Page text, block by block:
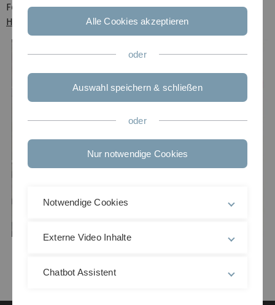
For further information, please contactProf. Johannes
Hecker Denschlag.Alle Cookies akzeptieren
oder
Auswahl speichern & schließen
oder
Nur notwendige Cookies
Notwendige Cookies
Externe Video Inhalte
Chatbot Assistent